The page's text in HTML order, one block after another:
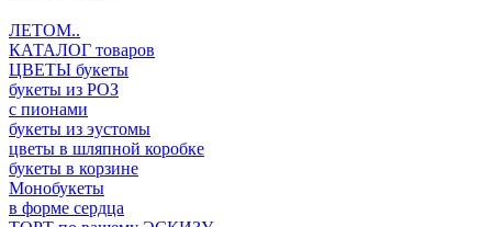
ЛЕТОМ..
КАТАЛОГ товаров
ЦВЕТЫ букеты
букеты из РОЗ
с пионами
букеты из эустомы
цветы в шляпной коробке
букеты в корзине
Монобукеты
в форме сердца